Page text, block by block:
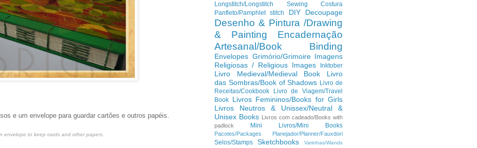
e um envelope para guardar cartões e outros papéis.
envelope to keep cards and other papers.
Longstitch/Longstitch Sewing
Costura
Panfleto/Pamphlet stitch
DIY Decoupage
Desenho & Pintura /Drawing
& Painting
Encadernação
Artesanal/Book Binding
Envelopes Grimório/Grimoire Imagens
Religiosas / Religious Images
Inktober
Livro Medieval/Medieval Book
Livro
das Sombras/Book of Shadows Livro de
Receitas/Cookbook
Livro de Viagem/Travel
Book Livros Femininos/Books for Girls
Livros Neutros & Unissex/Neutral &
Unisex Books Livros com cadeado/Books with
padlock
Mini Livros/Mini Books
Pacotes/Packages Planejador/Planner/Fauxdori
Selos/Stamps Sketchbooks Varinhas/Wands